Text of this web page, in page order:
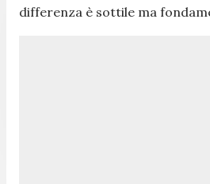
differenza è sottile ma